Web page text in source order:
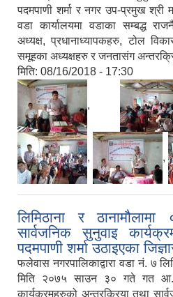
पदमपाणी शर्मा र नगर उप-प्रमुख श्री
वडा कार्यालयमा वडाका सम्बद्ध
अध्यक्ष, प्रधानाध्यापकहरु, टोल
समूहका अध्यक्षहरु र जनतासंग
मिति: 08/16/2018 - 17:30
,
, ,
लिमिठाना र
सार्वजनिक सुनुवाइ
पदमपाणी शर्मा उठाइएका
फलेवास नगरपालिकाद्वारा वडा नं. ७
मिति २०७५ साउन ३० गते गत
कार्यक्रमहरुको अन्तरक्रिया तथा